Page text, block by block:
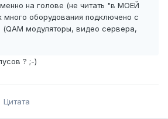
на голове (не читать "в МОЕЙ
много оборудования подключено с
модуляторы, видео сервера,
? ;-)
Цитата